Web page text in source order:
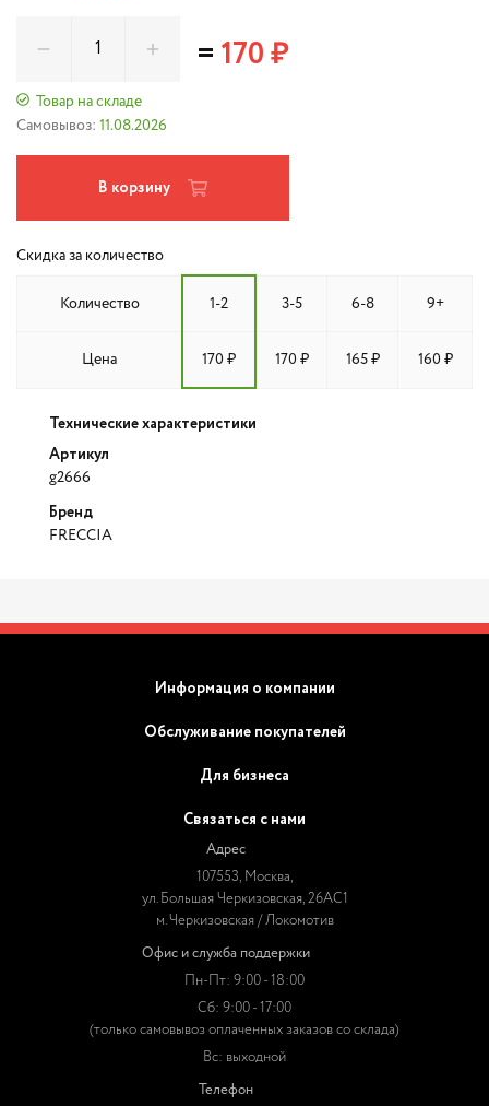
Товар на складе
Самовывоз: 11.08.2026
=170 ₽
В корзину
Скидка за количество
Количество 1-2 3-5 6-8 9+
Цена 170 ₽ 170 ₽ 165 ₽ 160 ₽
Технические характеристики
Артикул
g2666
Бренд
FRECCIA
Информация о компании
Обслуживание покупателей
Для бизнеса
Связаться с нами
Адрес
107553, Москва,
ул. Большая Черкизовская, 26АС1
м. Черкизовская / Локомотив
Офис и служба поддержки
Пн-Пт: 9:00 - 18:00
Сб: 9:00 - 17:00
(только самовывоз оплаченных заказов со склада)
Вс: выходной
Телефон